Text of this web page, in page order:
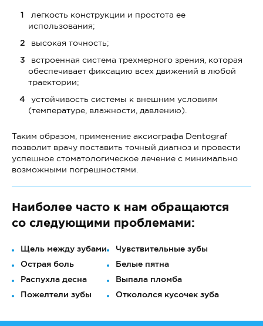
легкость конструкции и простота ее
использования;
высокая точность;
встроенная система трехмерного зрения, которая
обеспечивает фиксацию всех движений в любой
траектории;
устойчивость системы к внешним условиям
(температуре, влажности, давлению).
Таким образом, применение аксиографа Dentograf
позволит врачу поставить точный диагноз и провести
успешное стоматологическое лечение с минимально
возможными погрешностями.
Наиболее часто к нам обращаются
со следующими проблемами:
Щель между зубами
Острая боль
Распухла десна
Пожелтели зубы
Чувствительные зубы
Белые пятна
Выпала пломба
Откололся кусочек зуба